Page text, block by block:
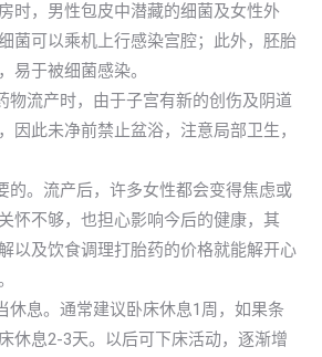
时，男性包皮中潜藏的细菌及女性外
菌可以乘机上行感染宫腔；此外，胚胎
易于被细菌感染。
物流产时，由于子宫有新的创伤及阴道
因此未净前禁止盆浴，注意局部卫生，
的。流产后，许多女性都会变得焦虑或
怀不够，也担心影响今后的健康，其
以及饮食调理打胎药的价格就能解开心
休息。通常建议卧床休息1周，如果条
休息2-3天。以后可下床活动，逐渐增